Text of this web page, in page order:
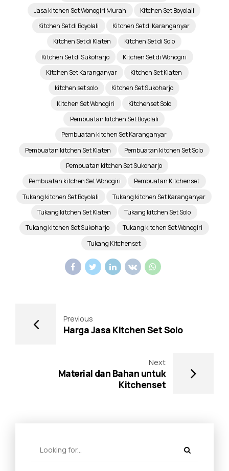
Jasa kitchen Set Wonogiri Murah
Kitchen Set Boyolali
Kitchen Set di Boyolali
Kitchen Set di Karanganyar
Kitchen Set di Klaten
Kitchen Set di Solo
Kitchen Set di Sukoharjo
Kitchen Set di Wonogiri
Kitchen Set Karanganyar
Kitchen Set Klaten
kitchen set solo
Kitchen Set Sukoharjo
Kitchen Set Wonogiri
Kitchenset Solo
Pembuatan kitchen Set Boyolali
Pembuatan kitchen Set Karanganyar
Pembuatan kitchen Set Klaten
Pembuatan kitchen Set Solo
Pembuatan kitchen Set Sukoharjo
Pembuatan kitchen Set Wonogiri
Pembuatan Kitchenset
Tukang kitchen Set Boyolali
Tukang kitchen Set Karanganyar
Tukang kitchen Set Klaten
Tukang kitchen Set Solo
Tukang kitchen Set Sukoharjo
Tukang kitchen Set Wonogiri
Tukang Kitchenset
Previous
Harga Jasa Kitchen Set Solo
Next
Material dan Bahan untuk
Kitchenset